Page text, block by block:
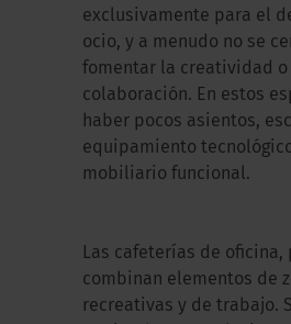
exclusivamente para el
ocio, y a menudo no se
fomentar la creatividad o
colaboración. En estos
haber pocos asientos,
equipamiento
mobiliario funcional.
Las cafeterías de oficina,
combinan elementos de
recreativas y de trabajo.